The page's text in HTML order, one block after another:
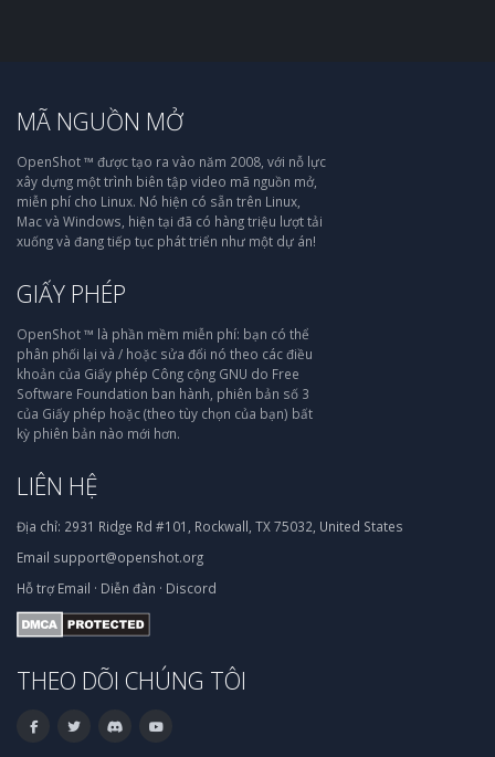
MÃ NGUỒN MỞ
OpenShot ™ được tạo ra vào năm 2008, với nỗ lực
xây dựng một trình biên tập video mã nguồn mở,
miễn phí cho Linux. Nó hiện có sẵn trên Linux,
Mac và Windows, hiện tại đã có hàng triệu lượt tải
xuống và đang tiếp tục phát triển như một dự án!
GIẤY PHÉP
OpenShot ™ là phần mềm miễn phí: bạn có thể
phân phối lại và / hoặc sửa đổi nó theo các điều
khoản của Giấy phép Công cộng GNU do Free
Software Foundation ban hành, phiên bản số 3
của Giấy phép hoặc (theo tùy chọn của bạn) bất
kỳ phiên bản nào mới hơn.
LIÊN HỆ
Địa chỉ: 2931 Ridge Rd #101, Rockwall, TX 75032, United States
Email support@openshot.org
Hỗ trợ Email · Diễn đàn · Discord
THEO DÕI CHÚNG TÔI